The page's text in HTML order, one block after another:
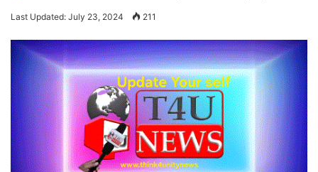
d
a
n
e
m
a
i
l
Last Updated: July 23, 2024 211